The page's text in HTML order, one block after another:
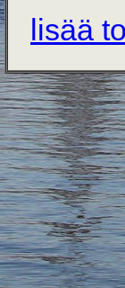
lisää